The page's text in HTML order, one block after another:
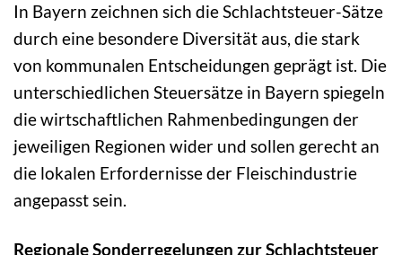
In Bayern zeichnen sich die Schlachtsteuer-Sätze
durch eine besondere Diversität aus, die stark
von kommunalen Entscheidungen geprägt ist. Die
unterschiedlichen Steuersätze in Bayern spiegeln
die wirtschaftlichen Rahmenbedingungen der
jeweiligen Regionen wider und sollen gerecht an
die lokalen Erfordernisse der Fleischindustrie
angepasst sein.
Regionale Sonderregelungen zur Schlachtsteuer